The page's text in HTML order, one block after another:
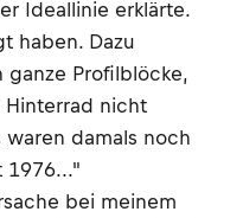
Ideallinie erklärte.
haben. Dazu
Profilblöcke,
Hinterrad nicht
damals noch
1976..."
bei meinem